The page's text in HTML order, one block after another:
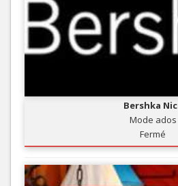
Bershka
Mode ados
Fermé